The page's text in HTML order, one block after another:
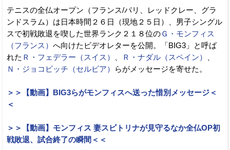
テニスの全仏オープン（フランス/パリ、レッドクレー、グラ
ンドスラム）は日本時間２６日（現地２５日）、男子シングル
スで初戦敗退を喫した世界ランク２１８位のＧ・モンフィス
（フランス） へ向けたビデオレターを公開。「BIG3」と呼ば
れた Ｒ・フェデラー（スイス） Ｒ・ナダル（スペイン）
Ｎ・ジョコビッチ（セルビア）
らがメッセージを寄せた。
＞＞【動画】BIG3らがモンフィスへ送った惜別メッセージ＜
＜
＞＞【動画】モンフィス 妻スビトリナが見守るなか全仏OP初
戦敗退、試合終了の瞬間＜＜